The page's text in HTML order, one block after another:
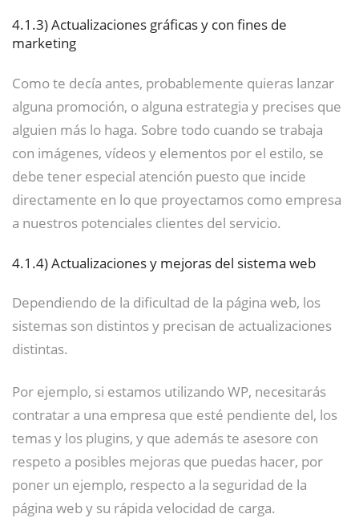
4.1.3)Actualizaciones gráficas y con fines de
marketing
Como te decía antes, probablemente quieras lanzar
alguna promoción, o alguna estrategia y precises que
alguien más lo haga. Sobre todo cuando se trabaja
con imágenes, vídeos y elementos por el estilo, se
debe tener especial atención puesto que incide
directamente en lo que proyectamos como empresa
a nuestros potenciales clientes del servicio.
4.1.4)Actualizaciones y mejoras del sistema web
Dependiendo de la dificultad de la página web, los
sistemas son distintos y precisan de actualizaciones
distintas.
Por ejemplo, si estamos utilizando WP, necesitarás
contratar a una empresa que esté pendiente del, los
temas y los plugins, y que además te asesore con
respeto a posibles mejoras que puedas hacer, por
poner un ejemplo, respecto a la seguridad de la
página web y su rápida velocidad de carga.